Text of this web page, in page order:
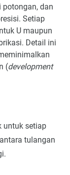
dan
Setiap
U maupun
Detail ini
(development
untuk setiap
tulangan